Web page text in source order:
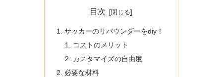
目次
サッカーのリバウンダーをdiy！
コストのメリット
カスタマイズの自由度
必要な材料